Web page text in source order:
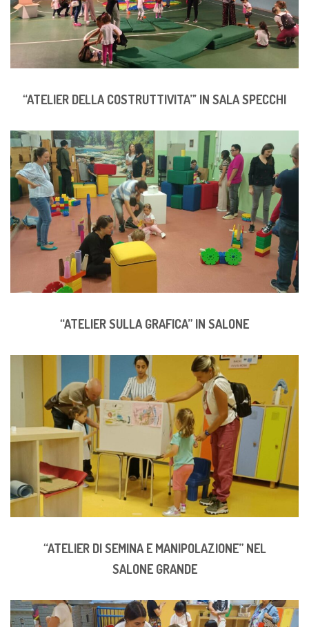
“ATELIER DELLA COSTRUTTIVITA”’ IN SALA SPECCHI
“ATELIER SULLA GRAFICA” IN SALONE
“ATELIER DI SEMINA E MANIPOLAZIONE” NEL
SALONE GRANDE